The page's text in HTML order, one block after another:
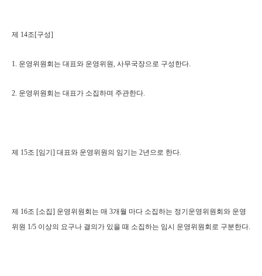
제 14조[구성]
1. 운영위원회는 대표와 운영위원, 사무국장으로 구성한다.
2. 운영위원회는 대표가 소집하며 주관한다.
제 15조 [임기] 대표와 운영위원의 임기는 2년으로 한다.
제 16조 [소집] 운영위원회는 매 3개월 마다 소집하는 정기운영위원회와 운영
위원 1/5 이상의 요구나 결의가 있을 때 소집하는 임시 운영위원회로 구분한다.